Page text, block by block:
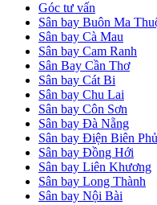
Góc tư vấn
Sân bay Buôn Ma
Sân bay Cà Mau
Sân bay Cam Ranh
Sân Bay Cần Thơ
Sân bay Cát Bi
Sân bay Chu Lai
Sân bay Côn Sơn
Sân bay Đà Nẵng
Sân bay Điện Biên Phủ
Sân bay Đồng Hới
Sân bay Liên Khương
Sân bay Long Thành
Sân bay Nội Bài